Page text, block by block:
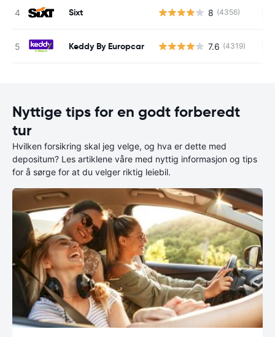
Sixt 8 (4356)
Keddy By Europcar 7.6 (4319)
Nyttige tips for en godt forberedt
tur
Hvilken forsikring skal jeg velge, og hva er dette med
depositum? Les artiklene våre med nyttig informasjon og tips
for å sørge for at du velger riktig leiebil.